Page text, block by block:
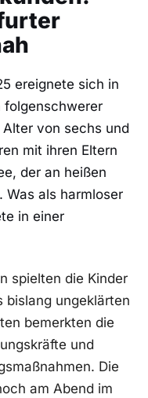
ereignete sich in
folgenschwerer
von sechs und
mit ihren Eltern
der an heißen
Was als harmloser
in einer
spielten die Kinder
bislang ungeklärten
bemerkten die
und
Die
am Abend im